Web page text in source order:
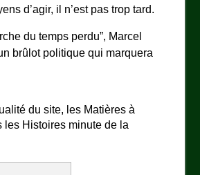
d’agir, il n’est pas trop tard.
du temps perdu”, Marcel
brûlot politique qui marquera
du site, les Matières à
les Histoires minute de la